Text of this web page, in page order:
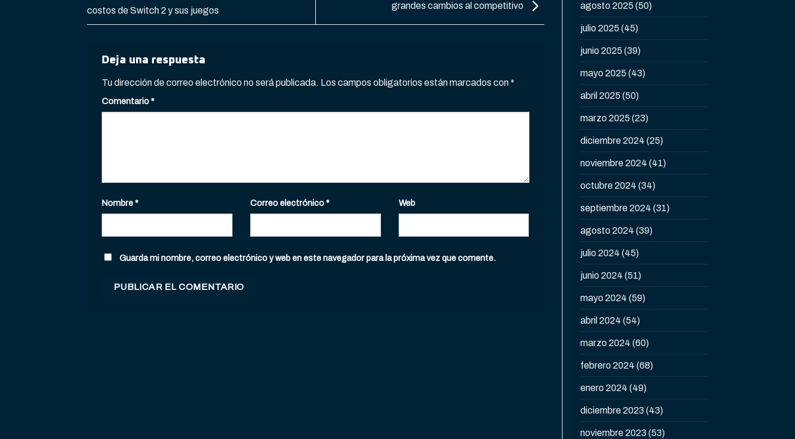
costos de Switch 2 y sus juegos
grandes cambios al competitivo
Deja una respuesta
Tu dirección de correo electrónico no será publicada. Los campos obligatorios están marcados con*
Comentario*
Nombre* Correo electrónico* Web
Guarda mi nombre, correo electrónico y web en este navegador para la próxima vez que comente.
agosto 2025 (50)
julio 2025 (45)
junio 2025 (39)
mayo 2025 (43)
abril 2025 (50)
marzo 2025 (23)
diciembre 2024 (25)
noviembre 2024 (41)
octubre 2024 (34)
septiembre 2024 (31)
agosto 2024 (39)
julio 2024 (45)
junio 2024 (51)
mayo 2024 (59)
abril 2024 (54)
marzo 2024 (60)
febrero 2024 (68)
enero 2024 (49)
diciembre 2023 (43)
noviembre 2023 (53)